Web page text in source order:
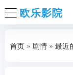
欧乐影院
首页 » 剧情 » 最近